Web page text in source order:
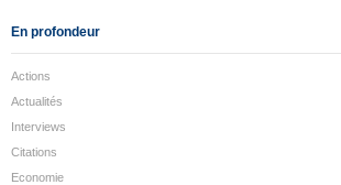
En profondeur
Actions
Actualités
Interviews
Citations
Economie